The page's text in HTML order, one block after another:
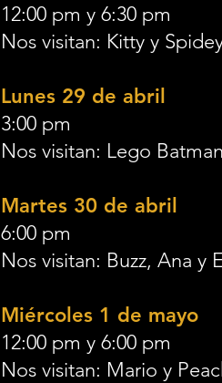
12:00 pm y 6:30 pm
Nos visitan: Kitty y
Lunes 29 de abril
3:00 pm
Nos visitan: Lego
Martes 30 de abril
6:00 pm
Nos visitan: Buzz, Ana y
Miércoles 1 de mayo
12:00 pm y 6:00 pm
Nos visitan: Mario y